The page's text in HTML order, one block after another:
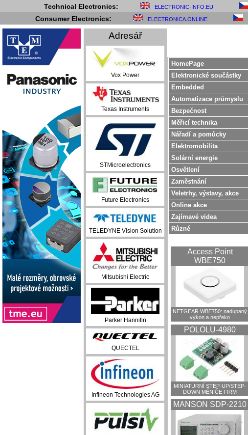
Technical Electronics: ELECTRONIC-INFO.EU
Consumer Electronics: ELECTRONICA.ONLINE
Adresář
Vox Power
Texas Instruments
STMicroelectronics
Future Electronics
TELEDYNE Vision Solution
Mitsubishi Electric
Parker Hannifin
QUECTEL
Infineon Technologies AG
HomePage
Elektronické součástky
Embedded
Automatizace průmyslu
Bezpečnost
Měřicí technika
Nářadí a pomůcky
Elektromobilita
Solární energie
Osvětlení
Zaměstnání
Veletrhy, výstavy, akce
Online akce
Zajímavé videa
Různé
Access Point
WBE750
NETGEAR WBE750: nadupaný
výkon a nepřeko
POLOLU-4980
MINIATURNÍ STEP-UP/STEP-
DOWN MĚNIČE FIRM
MANSON SDP-2210